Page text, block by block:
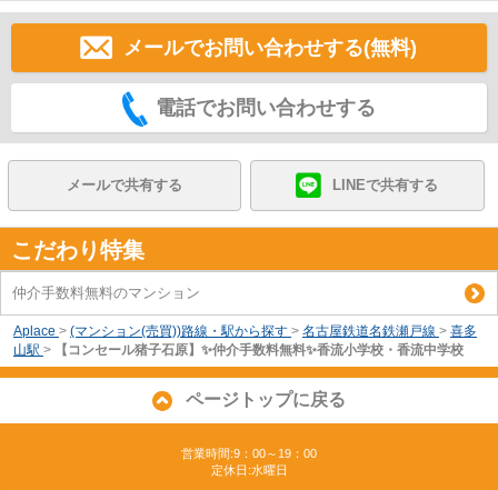
メールでお問い合わせする(無料)
電話でお問い合わせする
メールで共有する LINEで共有する
こだわり特集
仲介手数料無料のマンション
Aplace > (マンション(売買))路線・駅から探す > 名古屋鉄道名鉄瀬戸線 > 喜多
山駅 > 【コンセール猪子石原】✨️仲介手数料無料✨️香流小学校・香流中学校
ページトップに戻る
営業時間:9：00～19：00
定休日:水曜日